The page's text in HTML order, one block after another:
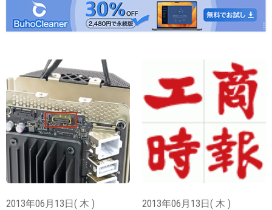
2013年06月13日( 木 ) 2013年06月13日( 木 )